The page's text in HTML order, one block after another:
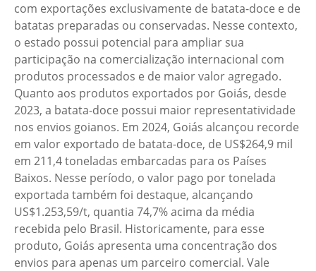
com exportações exclusivamente de batata-doce e de
batatas preparadas ou conservadas. Nesse contexto,
o estado possui potencial para ampliar sua
participação na comercialização internacional com
produtos processados e de maior valor agregado.
Quanto aos produtos exportados por Goiás, desde
2023, a batata-doce possui maior representatividade
nos envios goianos. Em 2024, Goiás alcançou recorde
em valor exportado de batata-doce, de US$264,9 mil
em 211,4 toneladas embarcadas para os Países
Baixos. Nesse período, o valor pago por tonelada
exportada também foi destaque, alcançando
US$1.253,59/t, quantia 74,7% acima da média
recebida pelo Brasil. Historicamente, para esse
produto, Goiás apresenta uma concentração dos
envios para apenas um parceiro comercial. Vale